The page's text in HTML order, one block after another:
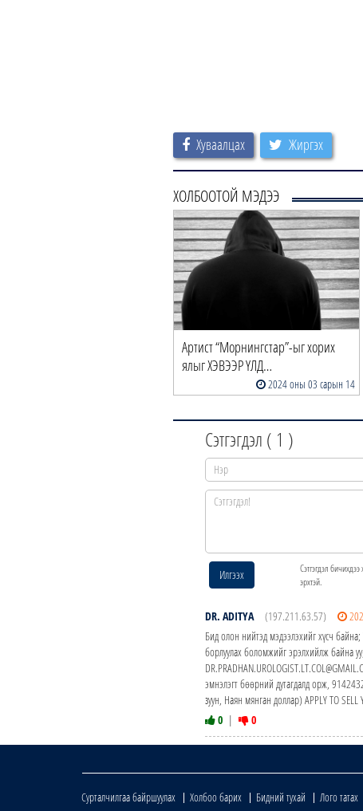
Хуваалцах Жиргэх
ХОЛБООТОЙ МЭДЭЭ
Артист “Морнингстар”-ыг хорих
ялыг ХЭВЭЭР ҮЛД…
2024 оны 03 сарын 14
Сэтгэгдэл ( 1 )
Илгээх
Сэтгэгдэл
эрхтэй.
DR. ADITYA (197.211.63.57)
Бид олон нийтэд мэдээлэхийг хүсч
борлуулах боломжийг эрэлхийлж байна
эмнэлэгт бөөрний дутагдалд орж,
зуун, Наян мянган доллар) APPLY TO
0 | 0
Сурталчилгаа байршуулах Холбоо барих Бидний тухай
Лого татах